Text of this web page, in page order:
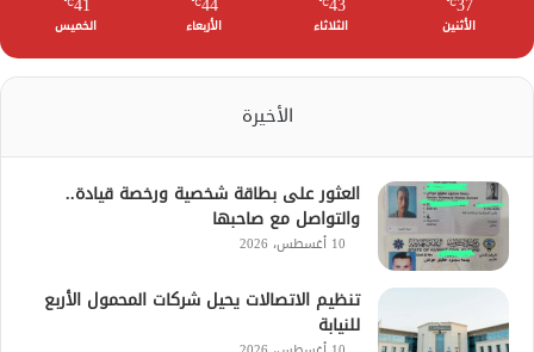
الأثنين الثلاثاء الأربعاء الخميس
الأخيرة
العثور على بطاقة شخصية ورخصة قيادة..
والتواصل مع صاحبها
10 أغسطس، 2026
تنظيم الاتصالات يحيل شركات المحمول الأربع
للنيابة